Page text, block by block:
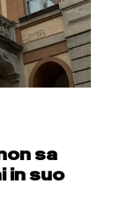
sa
in suo